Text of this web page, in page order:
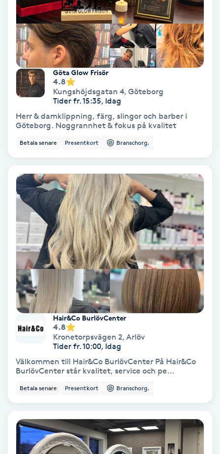
Läpptatuering
Makeup
Manikyr & Pedikyr
Massage
Medicinsk massage
Meditation
Medium
Megavolymfransar
Melasma
Mesoterapi
MicroPen
Microshading
Nagelförlängning
Göta Glow Frisör
4.8
Kungshöjdsgatan 4, Göteborg
Tider fr. 15:35, Idag
Herr & damklippning, färg, slingor och barber i
Göteborg. Noggrannhet & fokus på kvalitet
Betala senare Presentkort Branschorg.
Hair&Co BurlövCenter
4.8
Kronetorpsvägen 2, Arlöv
Tider fr. 10:00, Idag
Välkommen till Hair&Co BurlövCenter På Hair&Co
BurlövCenter står kvalitet, service och pe...
Betala senare Presentkort Branschorg.